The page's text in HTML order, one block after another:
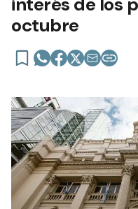
octubre